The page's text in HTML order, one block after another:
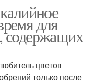
для
содержащих
цветов
только после